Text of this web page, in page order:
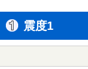
震度1